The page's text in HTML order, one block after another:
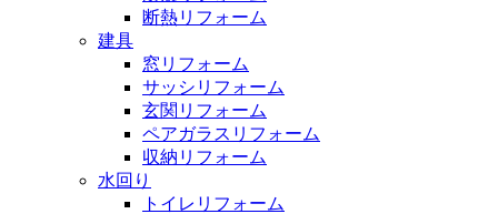
断熱リフォーム
建具
窓リフォーム
サッシリフォーム
玄関リフォーム
ペアガラスリフォーム
収納リフォーム
水回り
トイレリフォーム